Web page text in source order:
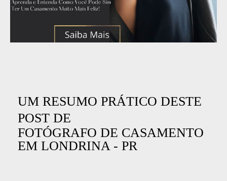
UM RESUMO PRÁTICO DESTE
POST DE
FOTÓGRAFO DE CASAMENTO
EM LONDRINA - PR